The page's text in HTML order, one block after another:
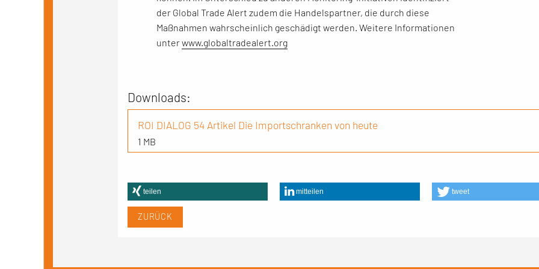
der Global Trade Alert zudem die Handelspartner, die durch diese
Maßnahmen wahrscheinlich geschädigt werden. Weitere Informationen
unterwww.globaltradealert.org
Downloads:
ROI DIALOG 54 Artikel Die Importschranken von heute
1 MB
teilen mitteilen tweet
ZURÜCK